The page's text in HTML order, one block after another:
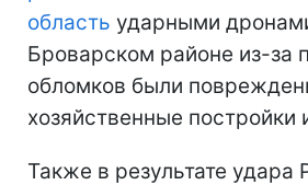
область ударными
Броварском районе из-за
обломков были
хозяйственные постройки
Также в результате удара